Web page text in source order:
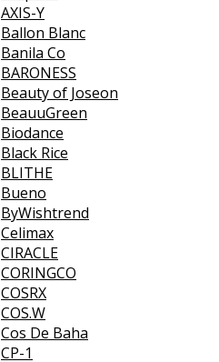
AXIS-Y
Ballon Blanc
Banila Co
BARONESS
Beauty of Joseon
BeauuGreen
Biodance
Black Rice
BLITHE
Bueno
ByWishtrend
Celimax
CIRACLE
CORINGCO
COSRX
COS.W
Cos De Baha
CP-1